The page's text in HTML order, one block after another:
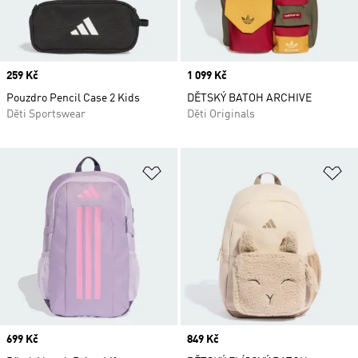
Price
259 Kč
Pouzdro Pencil Case 2 Kids
Děti Sportswear
Price
1 099 Kč
DĚTSKÝ BATOH ARCHIVE
Děti Originals
Přidat do seznamu přání
Price
699 Kč
Price
849 Kč